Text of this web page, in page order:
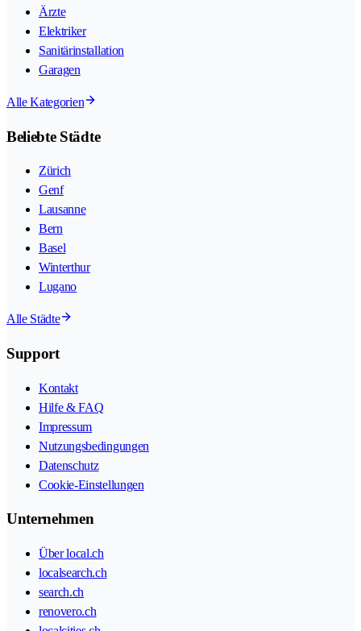
Ärzte
Elektriker
Sanitärinstallation
Garagen
Alle Kategorien
Beliebte Städte
Zürich
Genf
Lausanne
Bern
Basel
Winterthur
Lugano
Alle Städte
Support
Kontakt
Hilfe & FAQ
Impressum
Nutzungsbedingungen
Datenschutz
Cookie-Einstellungen
Unternehmen
Über local.ch
localsearch.ch
search.ch
renovero.ch